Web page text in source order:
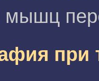
мышц
при